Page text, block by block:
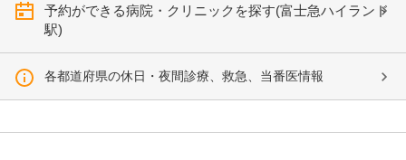
予約ができる病院・クリニックを探す(富士急ハイランド
駅)
各都道府県の休日・夜間診療、救急、当番医情報